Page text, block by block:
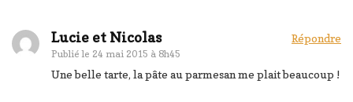
Lucie et Nicolas
Publié le 24 mai 2015 à 8h45
Répondre
Une belle tarte, la pâte au parmesan me plait beaucoup !